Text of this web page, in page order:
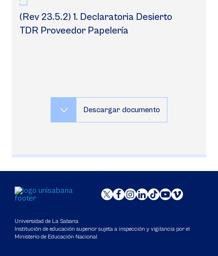
(Rev 23.5.2) 1. Declaratoria Desierto
TDR Proveedor Papelería
Descargar documento
Universidad de La Sabana
Institución de educación superior sujeta a inspección y vigilancia por el
Ministerio de Educación Nacional